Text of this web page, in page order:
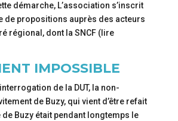
démarche, L’association s’inscrit
de propositions auprès des acteurs
régional, dont la SNCF (lire
IMPOSSIBLE
de la DUT, la non-
de Buzy, qui vient d’être refait
de Buzy était pendant longtemps le